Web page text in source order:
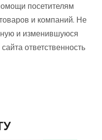
посетителям
и компаний. Не
и изменившуюся
ответственность